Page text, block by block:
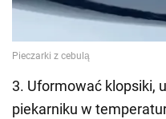
3. Uformować klopsiki,
piekarniku w